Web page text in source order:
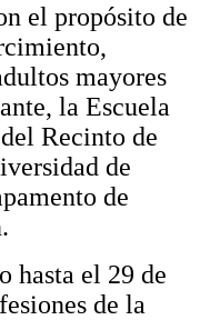
el propósito de
mayores
la Escuela
Recinto de
de
de
hasta el 29 de
de la